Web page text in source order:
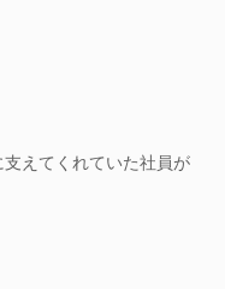
えてくれていた社員が